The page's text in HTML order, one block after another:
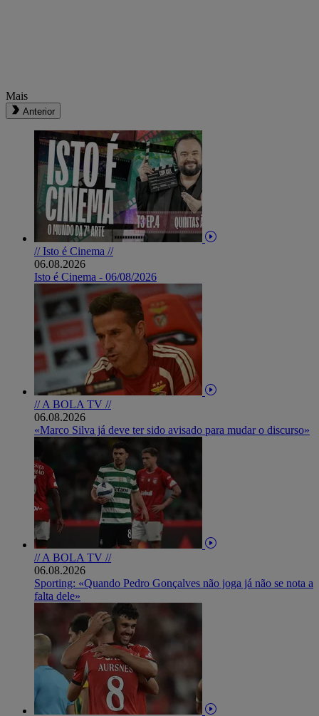
Mais
Anterior
// Isto é Cinema //
06.08.2026
Isto é Cinema - 06/08/2026
// A BOLA TV //
06.08.2026
«Marco Silva já deve ter sido avisado para mudar o discurso»
// A BOLA TV //
06.08.2026
Sporting: «Quando Pedro Gonçalves não joga já não se nota a
falta dele»